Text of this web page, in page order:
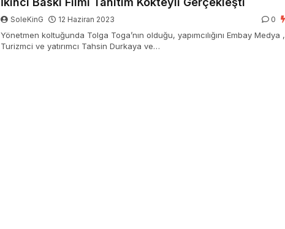
SoleKinG 12 Haziran 2023 0
Yönetmen koltuğunda Tolga Toga’nın olduğu, yapımcılığını Embay Medya ,
Turizmci ve yatırımcı Tahsin Durkaya ve…